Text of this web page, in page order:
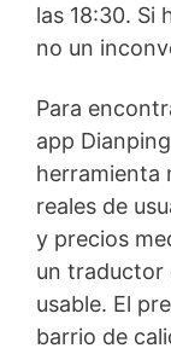
las 18:30. Si
no un
Para
app
herramienta
reales de
y precios
un traductor
usable. El
barrio de